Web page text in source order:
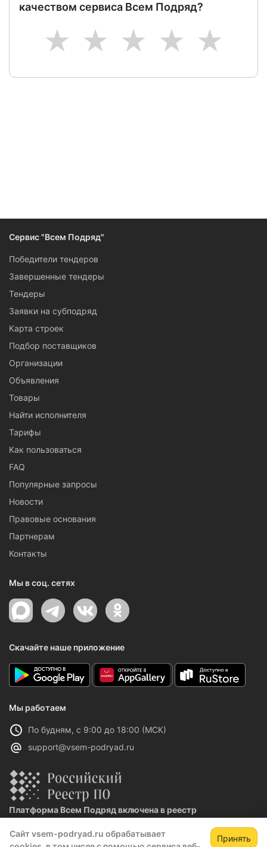
Сайт vsem-podryad.ru обрабатывает
Принять
качеством сервиса Всем Подряд?
5
4
3
2
1
Сервис "Всем Подряд"
Победители тендеров
Завершенные тендеры
Тендеры
Заявки на субподряд
Карта строек
Подбор поставщиков
Организации
Объявления
Товары
Найти исполнителя
Тарифы
Как пользоваться
FAQ
Популярные запросы
Новости
Правовые основания
Партнерам
Контакты
Мы в соц. сетях
Скачайте наше приложение
Мы работаем
По будням, с 9:00 до 18:00 (МСК)
support@vsem-podryad.ru
Платформа Всем Подряд включена в реестр
Реестровая запись №32021 от 06.02.2026